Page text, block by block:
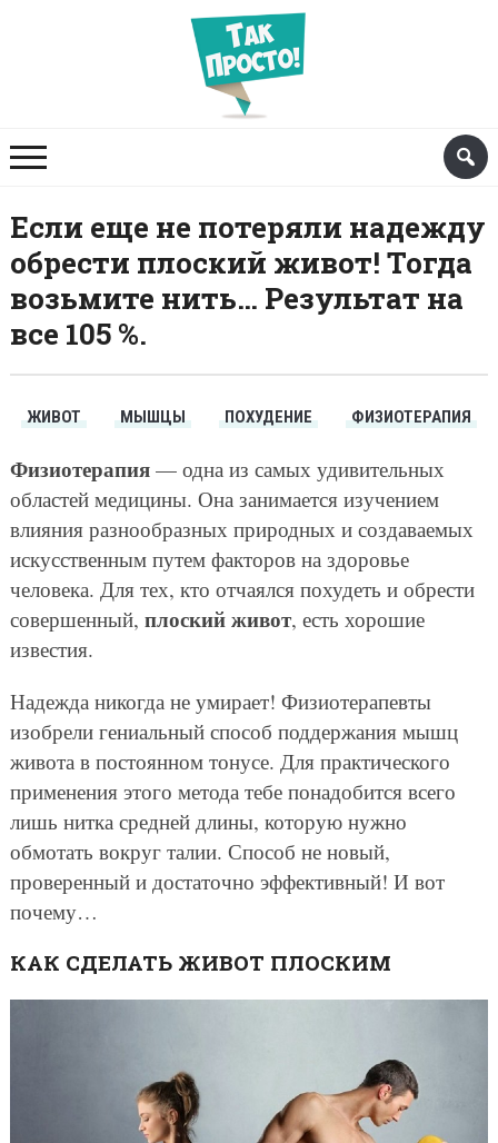
Если еще не потеряли надежду
обрести плоский живот! Тогда
возьмите нить… Результат на
все 105 %.
ЖИВОТ МЫШЦЫ ПОХУДЕНИЕ ФИЗИОТЕРАПИЯ
Физиотерапия— одна из самых удивительных
областей медицины. Она занимается изучением
влияния разнообразных природных и создаваемых
искусственным путем факторов на здоровье
человека. Для тех, кто отчаялся похудеть и обрести
совершенный, плоский живот, есть хорошие
известия.
Надежда никогда не умирает! Физиотерапевты
изобрели гениальный способ поддержания мышц
живота в постоянном тонусе. Для практического
применения этого метода тебе понадобится всего
лишь нитка средней длины, которую нужно
обмотать вокруг талии. Способ не новый,
проверенный и достаточно эффективный! И вот
почему…
КАК СДЕЛАТЬ ЖИВОТ ПЛОСКИМ